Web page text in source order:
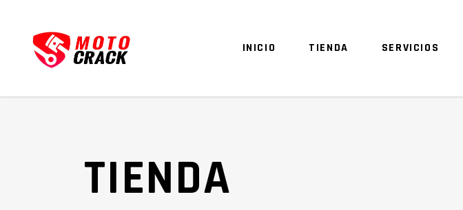
INICIO TIENDA SERVICIOS
TIENDA